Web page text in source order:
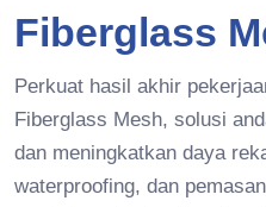
Fiberglass
Perkuat hasil akhir
Fiberglass Mesh, solusi
dan meningkatkan daya
waterproofing, dan